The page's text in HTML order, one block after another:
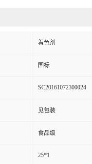
着色剂
国标
SC20161072300024
见包装
食品级
25*1